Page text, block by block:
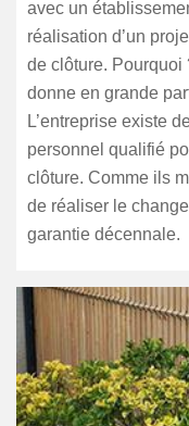
avec un
réalisation d’un
de clôture. Pourquoi
donne en grande
L’entreprise existe
personnel qualifié
clôture. Comme ils
de réaliser le
garantie décennale.